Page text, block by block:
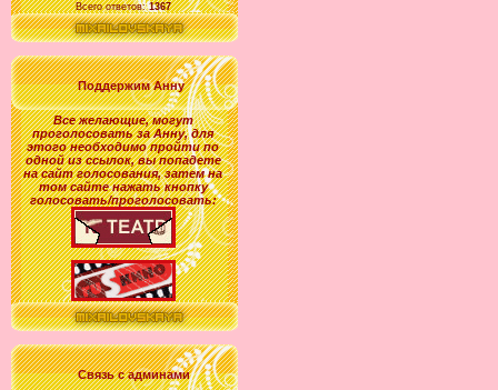
Всего ответов:1367
Поддержим Анну
Все желающие,могут
проголосовать заАнну, для
этого необходимо пройти по
одной из ссылок, вы попадете
на сайт голосования, затем на
том сайте нажать кнопку
голосовать/проголосовать:
Связь с админами